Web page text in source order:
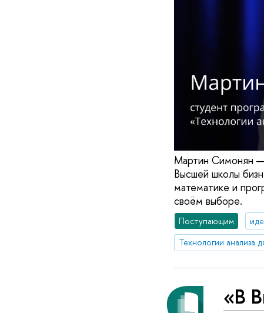
Мартин Симонян —
Высшей школы
математике и
своём выборе.
Поступающим
«В